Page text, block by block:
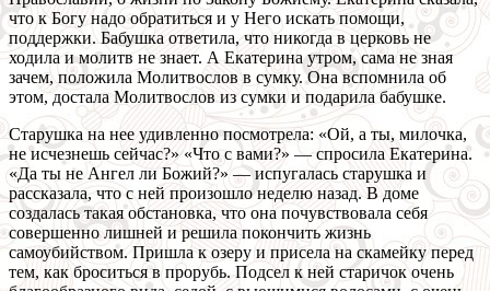
что к Богу надо обратиться и у Него искать помощи,
поддержки. Бабушка ответила, что никогда в церковь не
ходила и молитв не знает. А Екатерина утром, сама не зная
зачем, положила Молитвослов в сумку. Она вспомнила об
этом, достала Молитвослов из сумки и подарила бабушке.
Старушка на нее удивленно посмотрела: «Ой, а ты, милочка,
не исчезнешь сейчас?» «Что с вами?» — спросила Екатерина.
«Да ты не Ангел ли Божий?» — испугалась старушка и
рассказала, что с ней произошло неделю назад. В доме
создалась такая обстановка, что она почувствовала себя
совершенно лишней и решила покончить жизнь
самоубийством. Пришла к озеру и присела на скамейку перед
тем, как броситься в прорубь. Подсел к ней старичок очень